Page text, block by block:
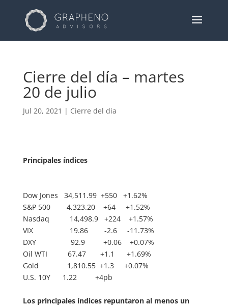
Cierre del día – martes
20 de julio
Jul 20, 2021 | Cierre del dia
Principales índices
Dow Jones 34,511.99 +550 +1.62%
S&P 500 4,323.20 +64 +1.52%
Nasdaq 14,498.9 +224 +1.57%
VIX 19.86 -2.6 -11.73%
DXY 92.9 +0.06 +0.07%
Oil WTI 67.47 +1.1 +1.69%
Gold 1,810.55 +1.3 +0.07%
U.S. 10Y 1.22 +4pb
Los principales índices repuntaron al menos un